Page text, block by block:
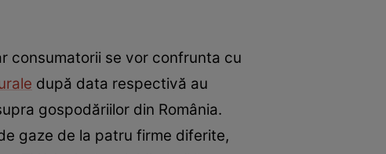
consumatorii se vor confrunta cu
după data respectivă au
gospodăriilor din România.
gaze de la patru firme diferite,